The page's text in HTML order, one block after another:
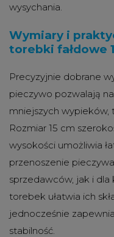
wysychania.
Wymiary i
torebki fałdowe
Precyzyjnie dobrane
pieczywo pozwalają
mniejszych wypieków,
Rozmiar 15 cm
wysokości umożliwia
przenoszenie
sprzedawców, jak i dla
torebek ułatwia ich
jednocześnie
stabilność.